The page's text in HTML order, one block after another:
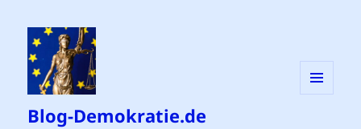
Blog-Demokratie.de